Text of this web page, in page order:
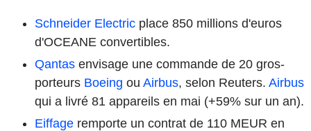
Schneider Electric place 850 millions d'euros
d'OCEANE convertibles.
Qantas envisage une commande de 20 gros-
porteurs Boeing ou Airbus, selon Reuters. Airbus
qui a livré 81 appareils en mai (+59% sur un an).
Eiffage remporte un contrat de 110 MEUR en